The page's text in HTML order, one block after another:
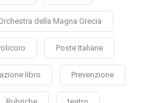
della Magna Grecia
Poste Italiane
libro Prevenzione